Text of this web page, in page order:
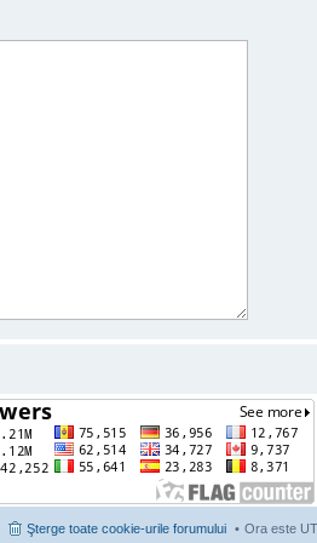
Ora este
Şterge toate cookie-urile forumului